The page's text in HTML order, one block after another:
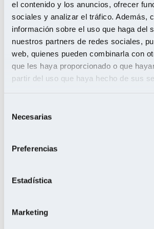
el contenido y los anuncios, ofrecer
sociales y analizar el tráfico. Además,
información sobre el uso que haga del
nuestros partners de redes sociales,
web, quienes pueden combinarla con
que les haya proporcionado o que
partir del uso que haya hecho de sus
Necesarias
Preferencias
Estadística
Marketing
marzo 2022
octubre 2021
julio 2021
mayo 2021
febrero 2021
noviembre 2020
septiembre 2020
agosto 2020
junio 2020
enero 2020
octubre 2019
septiembre 2019
mayo 2019
febrero 2019
enero 2019